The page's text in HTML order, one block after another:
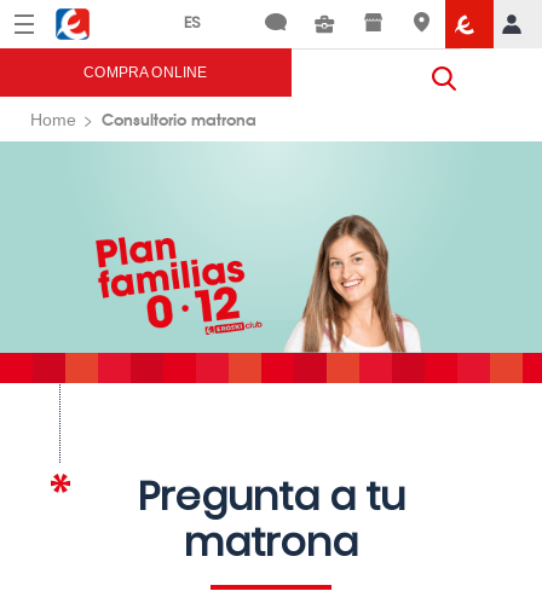
Menú Eroski
COMPRA ONLINE
Home Consultorio matrona
Pregunta a tu
matrona